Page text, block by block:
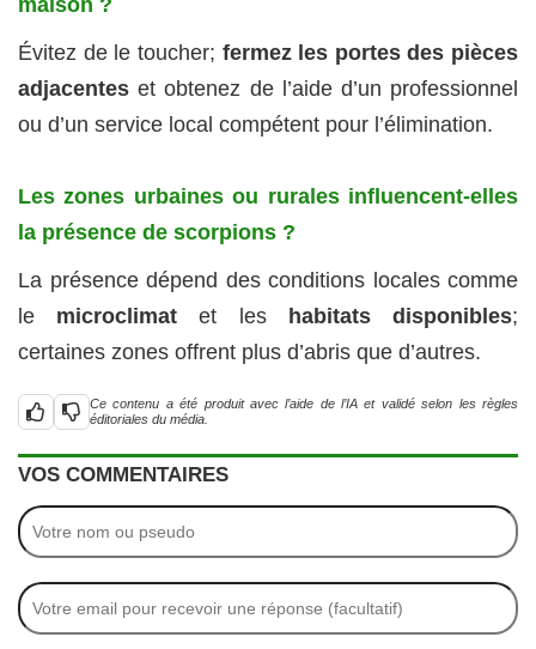
Évitez de le toucher; fermez les portes des pièces
adjacentes et obtenez de l’aide d’un professionnel
ou d’un service local compétent pour l’élimination.
Les zones urbaines ou rurales influencent-elles
la présence de scorpions ?
La présence dépend des conditions locales comme
le microclimat et les habitats disponibles;
certaines zones offrent plus d’abris que d’autres.
Ce contenu a été produit avec l’aide de l’IA et validé selon les règles
éditoriales du média.
VOS COMMENTAIRES